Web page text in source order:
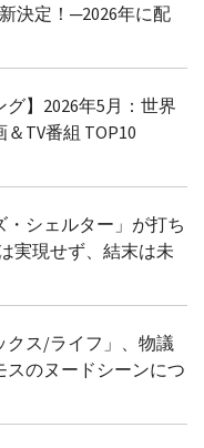
決定！─2026年に配
グ】2026年5月：世界
TV番組 TOP10
シェルター」が打ち
実現せず、結末は未
ス/ライフ」、物議
スのヌードシーンにつ